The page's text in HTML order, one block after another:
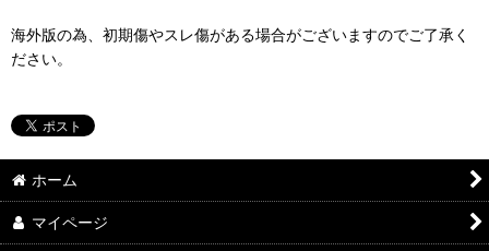
海外版の為、初期傷やスレ傷がある場合がございますのでご了承く
ださい。
ホーム
マイページ